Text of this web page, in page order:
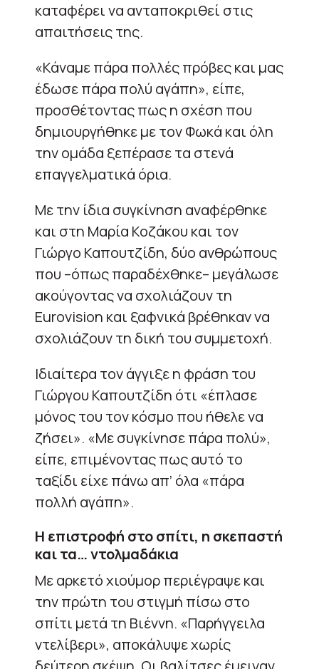
καταφέρει να ανταποκριθεί στις
απαιτήσεις της.
«Κάναμε πάρα πολλές πρόβες και μας
έδωσε πάρα πολύ αγάπη», είπε,
προσθέτοντας πως η σχέση που
δημιουργήθηκε με τον Φωκά και όλη
την ομάδα ξεπέρασε τα στενά
επαγγελματικά όρια.
Με την ίδια συγκίνηση αναφέρθηκε
και στη Μαρία Κοζάκου και τον
Γιώργο Καπουτζίδη, δύο ανθρώπους
που –όπως παραδέχθηκε– μεγάλωσε
ακούγοντας να σχολιάζουν τη
Eurovision και ξαφνικά βρέθηκαν να
σχολιάζουν τη δική του συμμετοχή.
Ιδιαίτερα τον άγγιξε η φράση του
Γιώργου Καπουτζίδη ότι «έπλασε
μόνος του τον κόσμο που ήθελε να
ζήσει». «Με συγκίνησε πάρα πολύ»,
είπε, επιμένοντας πως αυτό το
ταξίδι είχε πάνω απ’ όλα «πάρα
πολλή αγάπη».
Η επιστροφή στο σπίτι, η σκεπαστή
και τα… ντολμαδάκια
Με αρκετό χιούμορ περιέγραψε και
την πρώτη του στιγμή πίσω στο
σπίτι μετά τη Βιέννη. «Παρήγγειλα
ντελίβερι», αποκάλυψε χωρίς